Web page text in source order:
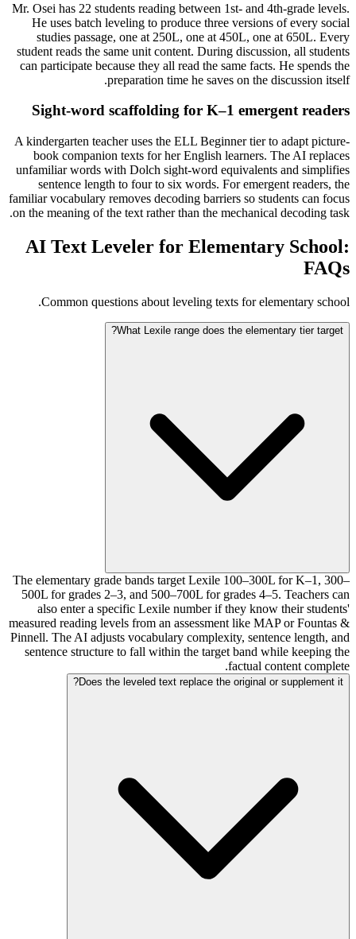
Mr. Osei has 22 students reading between 1st- and 4th-grade levels.
He uses batch leveling to produce three versions of every social
studies passage, one at 250L, one at 450L, one at 650L. Every
student reads the same unit content. During discussion, all students
can participate because they all read the same facts. He spends the
preparation time he saves on the discussion itself.
Sight-word scaffolding for K–1 emergent readers
A kindergarten teacher uses the ELL Beginner tier to adapt picture-
book companion texts for her English learners. The AI replaces
unfamiliar words with Dolch sight-word equivalents and simplifies
sentence length to four to six words. For emergent readers, the
familiar vocabulary removes decoding barriers so students can focus
on the meaning of the text rather than the mechanical decoding task.
AI Text Leveler for Elementary School:
FAQs
Common questions about leveling texts for elementary school.
What Lexile range does the elementary tier target?
The elementary grade bands target Lexile 100–300L for K–1, 300–
500L for grades 2–3, and 500–700L for grades 4–5. Teachers can
also enter a specific Lexile number if they know their students'
measured reading levels from an assessment like MAP or Fountas &
Pinnell. The AI adjusts vocabulary complexity, sentence length, and
sentence structure to fall within the target band while keeping the
factual content complete.
Does the leveled text replace the original or supplement it?